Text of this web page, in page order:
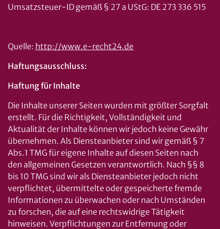
Umsatzsteuer-ID gemäß § 27 a UStG: DE 273 336 515
Quelle: http://www.e-recht24.de
Haftungsausschluss:
Haftung für Inhalte
Die Inhalte unserer Seiten wurden mit größter Sorgfalt
erstellt. Für die Richtigkeit, Vollständigkeit und
Aktualität der Inhalte können wir jedoch keine Gewähr
übernehmen. Als Diensteanbieter sind wir gemäß § 7
Abs.1 TMG für eigene Inhalte auf diesen Seiten nach
den allgemeinen Gesetzen verantwortlich. Nach §§ 8
bis 10 TMG sind wir als Diensteanbieter jedoch nicht
verpflichtet, übermittelte oder gespeicherte fremde
Informationen zu überwachen oder nach Umständen
zu forschen, die auf eine rechtswidrige Tätigkeit
hinweisen. Verpflichtungen zur Entfernung oder